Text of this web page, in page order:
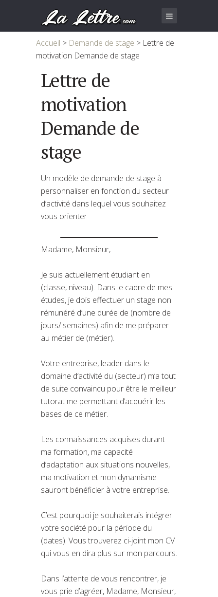
Accueil > Demande de stage > Lettre de
motivation Demande de stage
Lettre de
motivation
Demande de
stage
Un modèle de demande de stage à
personnaliser en fonction du secteur
d’activité dans lequel vous souhaitez
vous orienter
Madame, Monsieur,
Je suis actuellement étudiant en
(classe, niveau). Dans le cadre de mes
études, je dois effectuer un stage non
rémunéré d’une durée de (nombre de
jours/ semaines) afin de me préparer
au métier de (métier).
Votre entreprise, leader dans le
domaine d’activité du (secteur) m’a tout
de suite convaincu pour être le meilleur
tutorat me permettant d’acquérir les
bases de ce métier.
Les connaissances acquises durant
ma formation, ma capacité
d’adaptation aux situations nouvelles,
ma motivation et mon dynamisme
sauront bénéficier à votre entreprise.
C’est pourquoi je souhaiterais intégrer
votre société pour la période du
(dates). Vous trouverez ci-joint mon CV
qui vous en dira plus sur mon parcours.
Dans l’attente de vous rencontrer, je
vous prie d’agréer, Madame, Monsieur,